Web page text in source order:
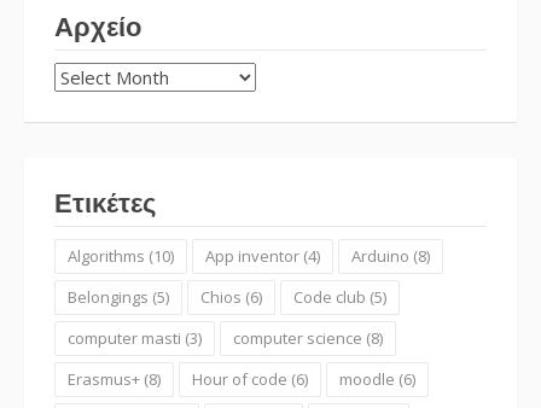
Αρχείο
Αρχείο
Ετικέτες
Algorithms (10) App inventor (4) Arduino (8)
Belongings (5) Chios (6) Code club (5)
computer masti (3) computer science (8)
Erasmus+ (8) Hour of code (6) moodle (6)